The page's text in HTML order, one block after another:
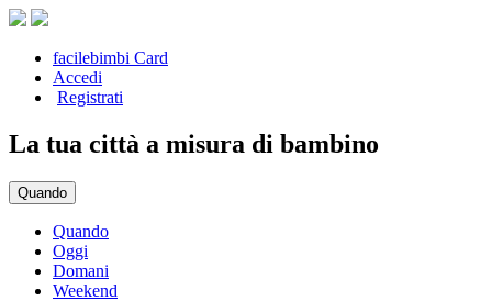
facilebimbi Card
Accedi
Registrati
La tua città a misura di bambino
Quando
Quando
Oggi
Domani
Weekend